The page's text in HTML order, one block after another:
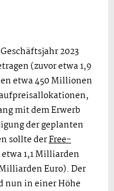
2023
(zuvor etwa 1,9
etwa 450 Millionen
mit dem Erwerb
der geplanten
sollte derFree-
1,1 Milliarden
Euro). Der
nun in einer Höhe